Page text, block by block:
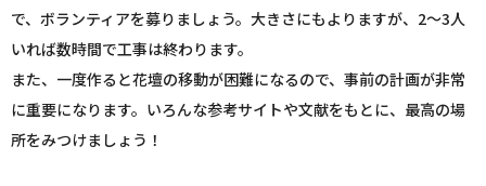
で、ボランティアを募りましょう。大きさにもよりますが、2～3人
いれば数時間で工事は終わります。
また、一度作ると花壇の移動が困難になるので、事前の計画が非常
に重要になります。いろんな参考サイトや文献をもとに、最高の場
所をみつけましょう！